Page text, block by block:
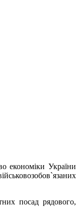
економіки України
посад рядового,